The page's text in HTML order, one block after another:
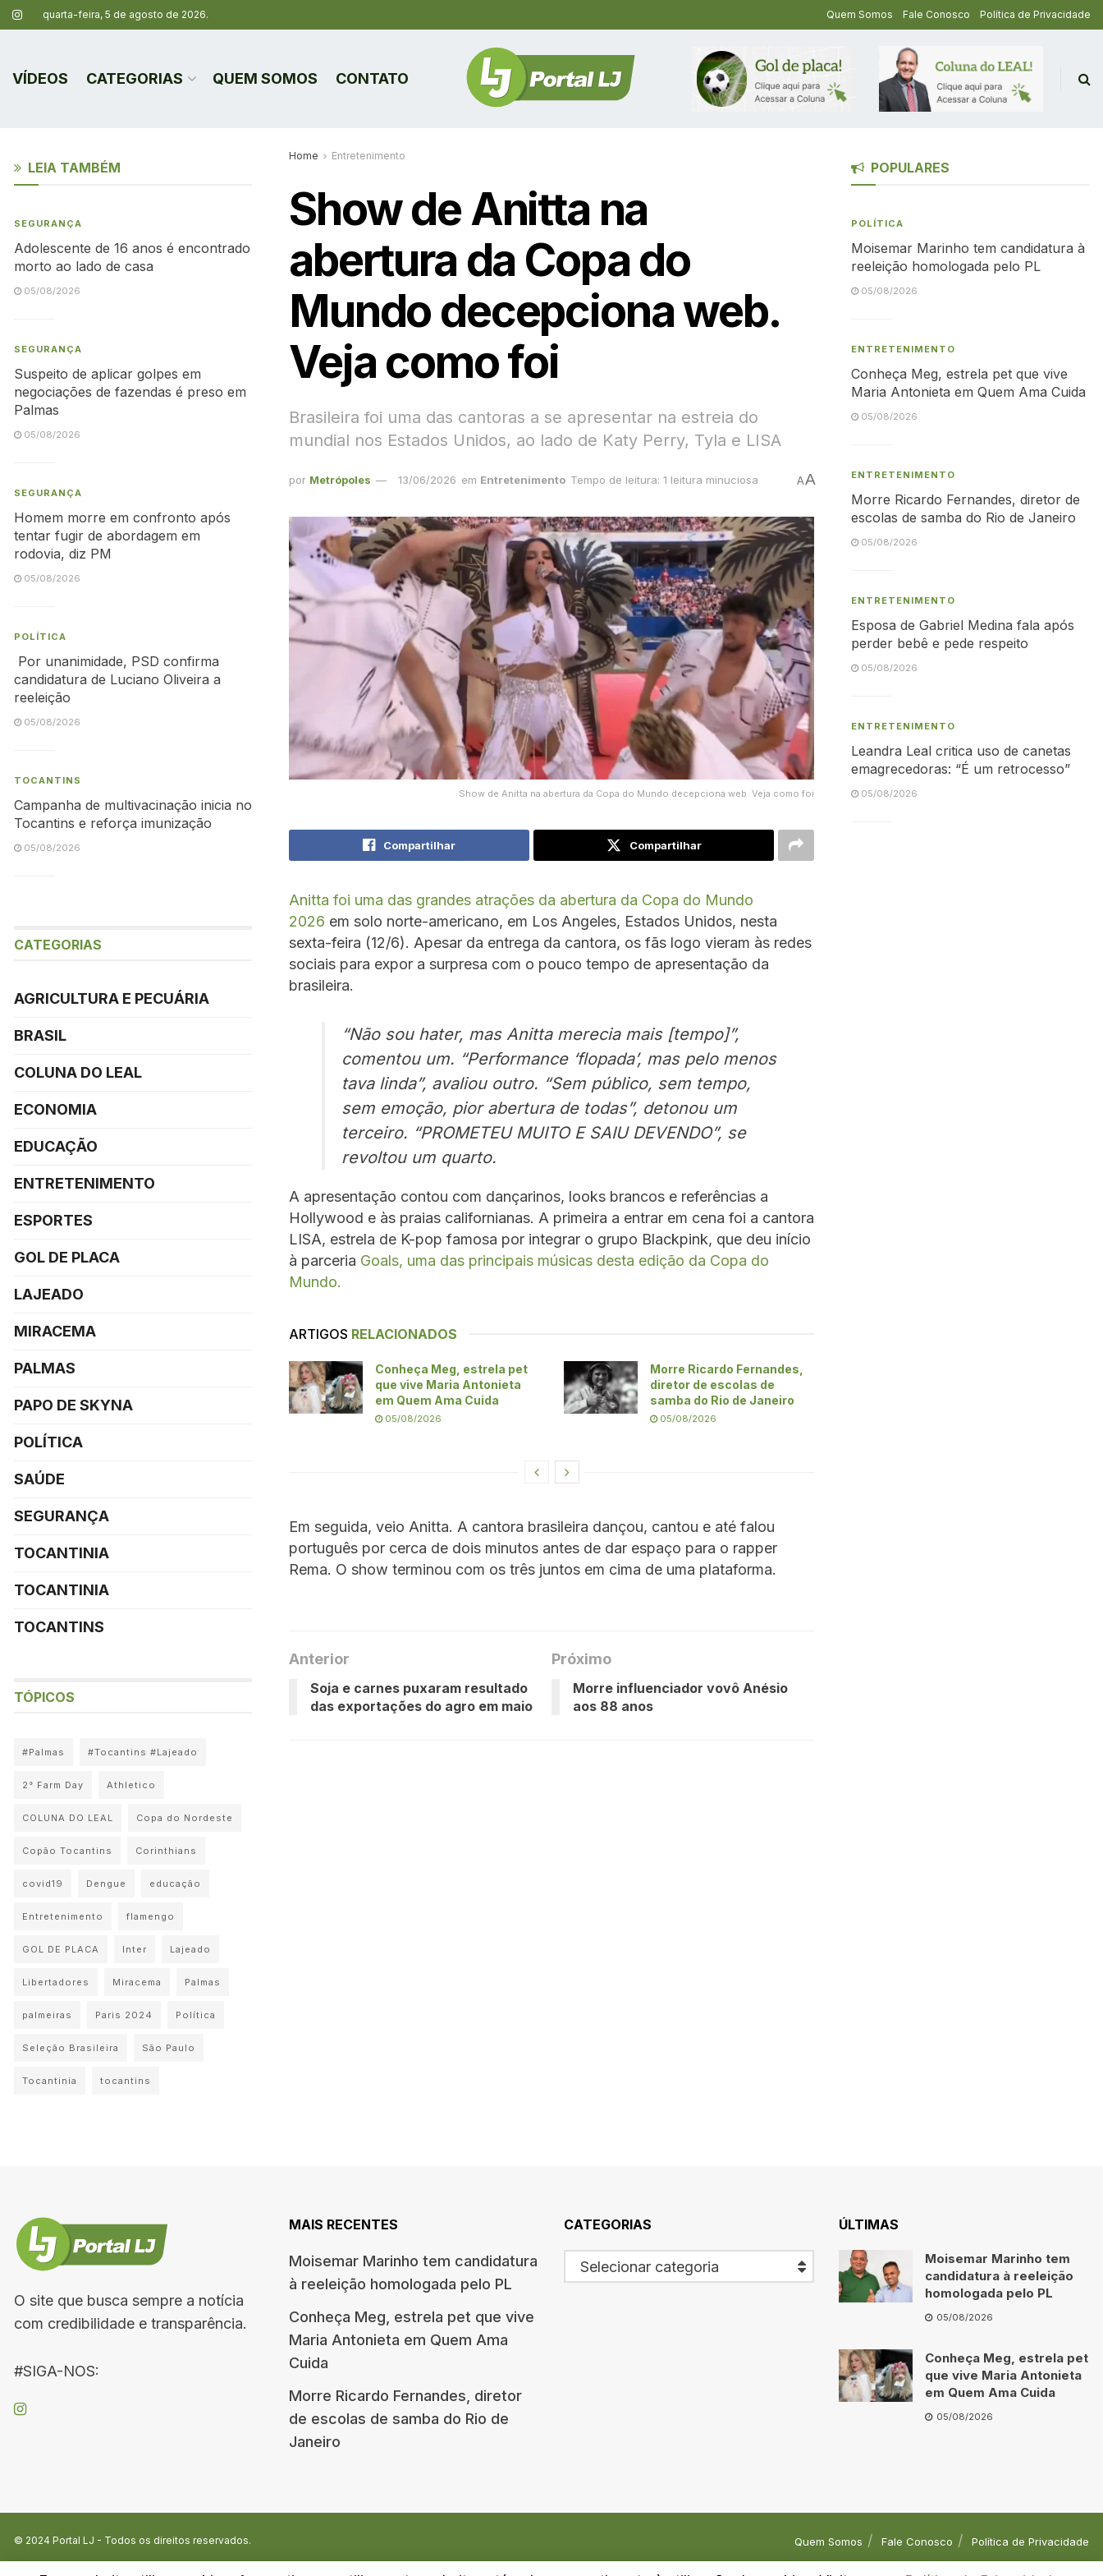
quarta-feira, 5 de agosto de 2026. Quem Somos Fale Conosco Política de Privacidade
VÍDEOS CATEGORIAS QUEM SOMOS CONTATO
Home Entretenimento
Show de Anitta na
abertura da Copa do
Mundo decepciona web.
Veja como foi
Brasileira foi uma das cantoras a se apresentar na estreia do
mundial nos Estados Unidos, ao lado de Katy Perry, Tyla e LISA
por Metrópoles 13/06/2026 em Entretenimento Tempo de leitura: 1 leitura minuciosa AA
Show de Anitta na abertura da Copa do Mundo decepciona web. Veja como foi
Compartilhar Compartilhar
Anitta foi uma das grandes atrações da abertura da Copa do Mundo
2026 em solo norte-americano, em Los Angeles, Estados Unidos, nesta
sexta-feira (12/6). Apesar da entrega da cantora, os fãs logo vieram às redes
sociais para expor a surpresa com o pouco tempo de apresentação da
brasileira.
“Não sou hater, mas Anitta merecia mais [tempo]”,
comentou um. “Performance ‘flopada’, mas pelo menos
tava linda”, avaliou outro. “Sem público, sem tempo,
sem emoção, pior abertura de todas”, detonou um
terceiro. “PROMETEU MUITO E SAIU DEVENDO”, se
revoltou um quarto.
A apresentação contou com dançarinos, looks brancos e referências a
Hollywood e às praias californianas. A primeira a entrar em cena foi a cantora
LISA, estrela de K-pop famosa por integrar o grupo Blackpink, que deu início
à parceria Goals, uma das principais músicas desta edição da Copa do
Mundo.
ARTIGOS RELACIONADOS
Conheça Meg, estrela pet
que vive Maria Antonieta
em Quem Ama Cuida
05/08/2026
Morre Ricardo Fernandes,
diretor de escolas de
samba do Rio de Janeiro
05/08/2026
Em seguida, veio Anitta. A cantora brasileira dançou, cantou e até falou
português por cerca de dois minutos antes de dar espaço para o rapper
Rema. O show terminou com os três juntos em cima de uma plataforma.
Anterior
Soja e carnes puxaram resultado
das exportações do agro em maio
Próximo
Morre influenciador vovô Anésio
aos 88 anos
LEIA TAMBÉM
SEGURANÇA
Adolescente de 16 anos é encontrado
morto ao lado de casa
05/08/2026
SEGURANÇA
Suspeito de aplicar golpes em
negociações de fazendas é preso em
Palmas
05/08/2026
SEGURANÇA
Homem morre em confronto após
tentar fugir de abordagem em
rodovia, diz PM
05/08/2026
POLÍTICA
Por unanimidade, PSD confirma
candidatura de Luciano Oliveira a
reeleição
05/08/2026
TOCANTINS
Campanha de multivacinação inicia no
Tocantins e reforça imunização
05/08/2026
CATEGORIAS
AGRICULTURA E PECUÁRIA
BRASIL
COLUNA DO LEAL
ECONOMIA
EDUCAÇÃO
ENTRETENIMENTO
ESPORTES
GOL DE PLACA
LAJEADO
MIRACEMA
PALMAS
PAPO DE SKYNA
POLÍTICA
SAÚDE
SEGURANÇA
TOCANTINIA
TOCANTINIA
TOCANTINS
TÓPICOS
#Palmas #Tocantins #Lajeado
2° Farm Day Athletico
COLUNA DO LEAL Copa do Nordeste
Copão Tocantins Corinthians
covid19 Dengue educação
Entretenimento flamengo
GOL DE PLACA Inter Lajeado
Libertadores Miracema Palmas
palmeiras Paris 2024 Política
Seleção Brasileira São Paulo
Tocantinia tocantins
POPULARES
POLÍTICA
Moisemar Marinho tem candidatura à
reeleição homologada pelo PL
05/08/2026
ENTRETENIMENTO
Conheça Meg, estrela pet que vive
Maria Antonieta em Quem Ama Cuida
05/08/2026
ENTRETENIMENTO
Morre Ricardo Fernandes, diretor de
escolas de samba do Rio de Janeiro
05/08/2026
ENTRETENIMENTO
Esposa de Gabriel Medina fala após
perder bebê e pede respeito
05/08/2026
ENTRETENIMENTO
Leandra Leal critica uso de canetas
emagrecedoras: “É um retrocesso”
05/08/2026
O site que busca sempre a notícia
com credibilidade e transparência.
#SIGA-NOS:
MAIS RECENTES
Moisemar Marinho tem candidatura
à reeleição homologada pelo PL
Conheça Meg, estrela pet que vive
Maria Antonieta em Quem Ama
Cuida
Morre Ricardo Fernandes, diretor
de escolas de samba do Rio de
Janeiro
CATEGORIAS
Selecionar categoria
ÚLTIMAS
Moisemar Marinho tem
candidatura à reeleição
homologada pelo PL
05/08/2026
Conheça Meg, estrela pet
que vive Maria Antonieta
em Quem Ama Cuida
05/08/2026
Quem Somos Fale Conosco Política de Privacidade
© 2024 Portal LJ - Todos os direitos reservados.